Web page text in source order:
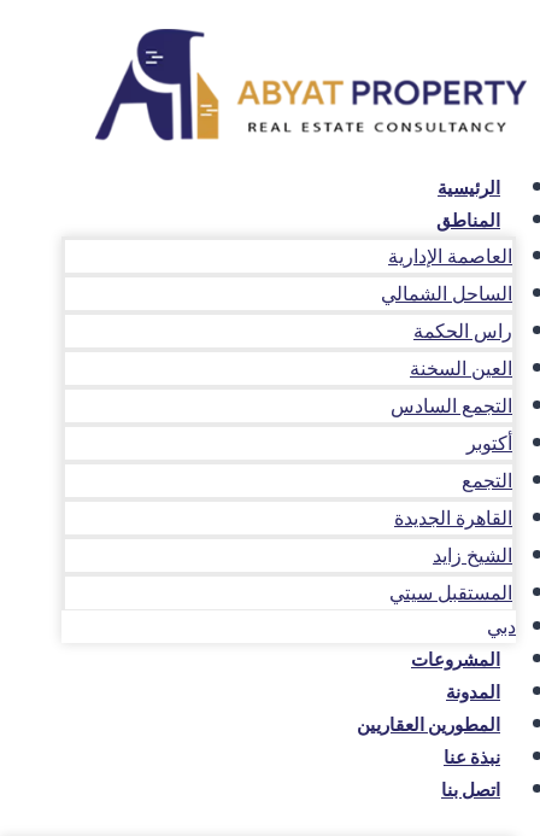
المحتوى
الرئيسية
المناطق
العاصمة الإدارية
الساحل الشمالي
راس الحكمة
العين السخنة
التجمع السادس
أكتوبر
التجمع
القاهرة الجديدة
الشيخ زايد
المستقبل سيتي
دبي
المشروعات
المدونة
المطورين العقاريين
نبذة عنا
اتصل بنا